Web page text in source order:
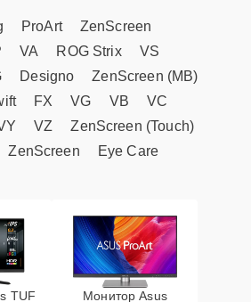
ProArt
ZenScreen
VA ROG Strix
VS
Designo
ZenScreen (MB)
FX VG VB
VC
VZ
ZenScreen (Touch)
ZenScreen Eye Care
TUF
Монитор Asus